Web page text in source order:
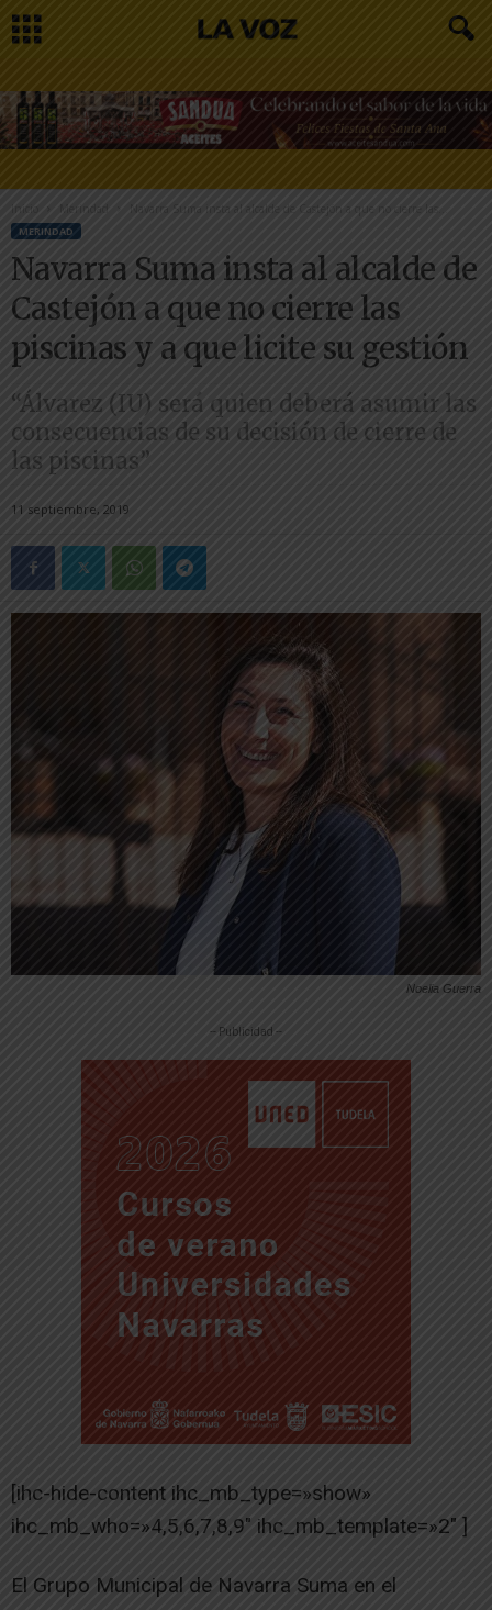
Inicio Navarra Suma insta al alcalde de Castejón a que no cierre las...
MERINDAD
Navarra Suma insta al alcalde de
Castejón a que no cierre las
piscinas y a que licite su gestión
“Álvarez (IU) será quien deberá asumir las
consecuencias de su decisión de cierre de
las piscinas”
11 septiembre, 2019
Noelia Guerra
-- Publicidad --
[ihc-hide-content ihc_mb_type=»show»
ihc_mb_who=»4,5,6,7,8,9″ ihc_mb_template=»2″ ]
El Grupo Municipal de Navarra Suma en el